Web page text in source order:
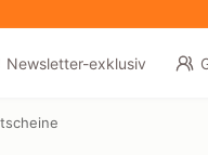
Newsletter-exklusiv